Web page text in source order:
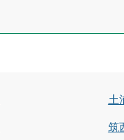
土
筑